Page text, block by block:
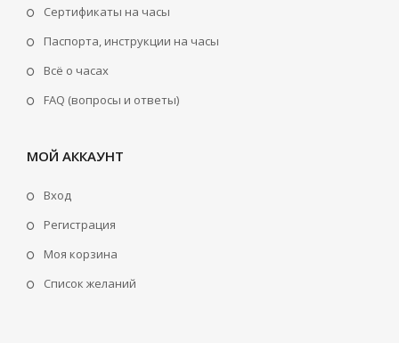
Сертификаты на часы
Паспорта, инструкции на часы
Всё о часах
FAQ (вопросы и ответы)
МОЙ АККАУНТ
Вход
Регистрация
Моя корзина
Cписок желаний